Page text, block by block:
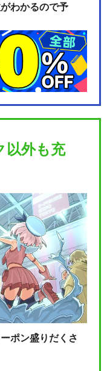
わかるので予
以外も充
ポン盛りだくさ